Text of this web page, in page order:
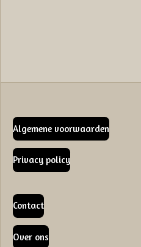
Algemene voorwaarden
Privacy policy
Contact
Over ons